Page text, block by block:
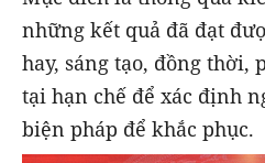
những kết quả đã đạt
hay, sáng tạo, đồng thời,
tại hạn chế để xác định
biện pháp để khắc phục.